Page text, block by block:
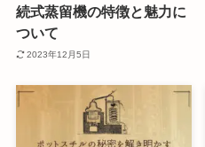
続式蒸留機の特徴と魅力に
ついて
2023年12月5日